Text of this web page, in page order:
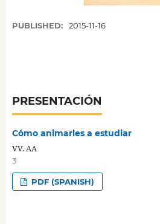
PUBLISHED: 2015-11-16
PRESENTACIÓN
Cómo animarles a estudiar
VV. AA
3
PDF (SPANISH)